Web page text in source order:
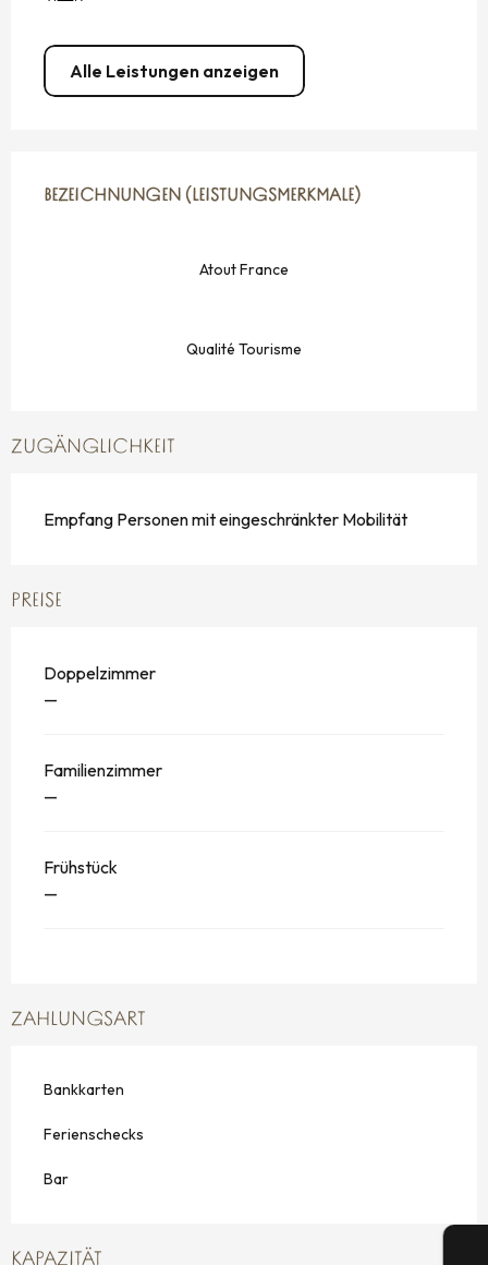
Alle Leistungen anzeigen
BEZEICHNUNGEN (LEISTUNGSMERKMALE)
BEZEICHNUNGEN (LEISTUNGSMERKMALE)
Atout France
Qualité Tourisme
ZUGÄNGLICHKEIT
Empfang Personen mit eingeschränkter Mobilität
PREISE
Doppelzimmer
—
Familienzimmer
—
Frühstück
—
ZAHLUNGSART
Bankkarten
Ferienschecks
Bar
KAPAZITÄT